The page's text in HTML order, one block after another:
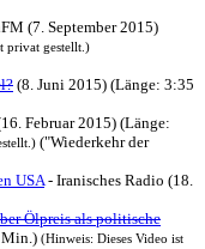
(7. September 2015)
privat gestellt.)
(8. Juni 2015) (Länge: 3:35
Februar 2015) (Länge:
("Wiederkehr der
USA- Iranisches Radio (18.
Ölpreis als politische
Min.) (Hinweis: Dieses Video ist